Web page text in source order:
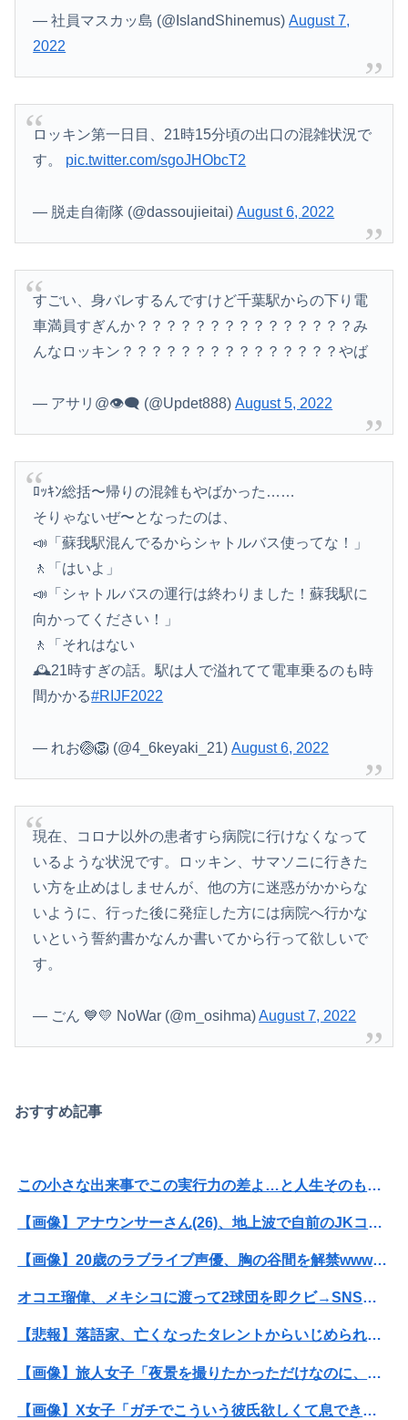
— 社員マスカッ島 (@IslandShinemus)August 7,
2022
ロッキン第一日目、21時15分頃の出口の混雑状況で
す。 pic.twitter.com/sgoJHObcT2
— 脱走自衛隊 (@dassoujieitai)August 6, 2022
すごい、身バレするんですけど千葉駅からの下り電
車満員すぎんか？？？？？？？？？？？？？？？み
んなロッキン？？？？？？？？？？？？？？？やば
— アサリ@👁‍🗨 (@Updet888)August 5, 2022
ﾛｯｷﾝ総括〜帰りの混雑もやばかった……
そりゃないぜ〜となったのは、
📣「蘇我駅混んでるからシャトルバス使ってな！」
🚶「はいよ」
📣「シャトルバスの運行は終わりました！蘇我駅に
向かってください！」
🚶「それはない
🕰21時すぎの話。駅は人で溢れてて電車乗るのも時
間かかる#RIJF2022
— れお🏐🦁 (@4_6keyaki_21)August 6, 2022
現在、コロナ以外の患者すら病院に行けなくなって
いるような状況です。ロッキン、サマソニに行きた
い方を止めはしませんが、他の方に迷惑がかからな
いように、行った後に発症した方には病院へ行かな
いという誓約書かなんか書いてから行って欲しいで
す。
— ごん 💙💛 NoWar (@m_osihma)August 7, 2022
おすすめ記事
この小さな出来事でこの実行力の差よ…と人生そのものが心配になってしまう
【画像】アナウンサーさん(26)、地上波で自前のJKコスプレを披露wwwwwww
【画像】20歳のラブライブ声優、胸の谷間を解禁wwwwww遠藤璃菜、1st写真集で美乳＆美ヘソをセクシー露出！！！
オコエ瑠偉、メキシコに渡って2球団を即クビ→SNS更新が3ヶ月間止まって消息不明に
【悲報】落語家、亡くなったタレントからいじめられた過去を告白する…
【画像】旅人女子「夜景を撮りたかっただけなのに、故郷の村が燃やされたみたいになった」←26万ｲｲﾈｗｗｗｗ
【画像】X女子「ガチでこういう彼氏欲しくて息できん」 2000万バズ